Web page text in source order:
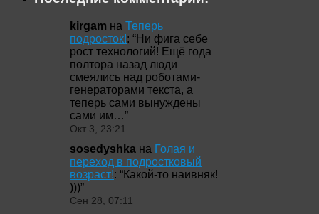
kirgam на Теперь
подросток!: “Ни фига себе
рост технологий! Ещё года
полтора назад люди
смеялись над роботами-
генераторами текста, а
теперь сами вынуждены
сами им…”
Окт 3, 23:21
sosedyshka на Голая и
переход в подростковый
возраст!: “Какой-то наивняк!
)))”
Сен 28, 07:11